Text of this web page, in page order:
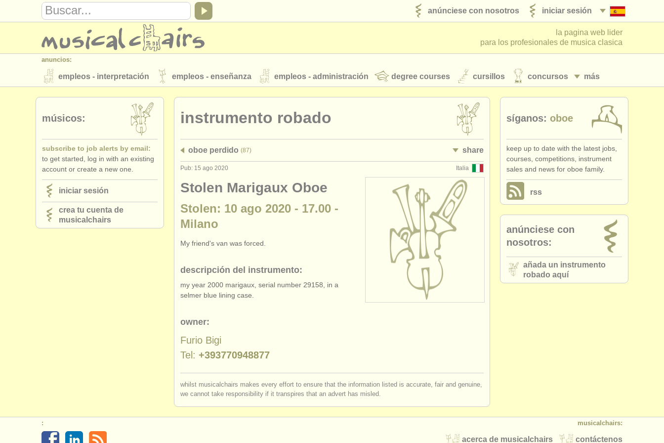
iniciar sesión
anúnciese con nosotros
la pagina web lider
para los profesionales de musica clasica
anuncios:
más
empleos - interpretación empleos - enseñanza empleos - administración degree courses cursillos concursos
instrumentos en venta instrumentos robados
directorios:
musicalchairs:
acerca de musicalchairs contáctenos
editor:
anúnciese con nosotros
instrumento robado
oboe perdido (87) share
Italia
Pub: 15 ago 2020
Stolen Marigaux Oboe
Stolen: 10 ago 2020 - 17.00 -
Milano
My friend's van was forced.
descripción del instrumento:
my year 2000 marigaux, serial number 29158, in a
selmer blue lining case.
owner:
Furio Bigi
Tel: +393770948877
whilst musicalchairs makes every effort to ensure that the information listed is accurate, fair and genuine,
we cannot take responsibility if it transpires that an advert has misled.
músicos:
subscribe to job alerts by email:
to get started, log in with an existing
account or create a new one.
iniciar sesión
crea tu cuenta de
musicalchairs
síganos: oboe
keep up to date with the latest jobs,
courses, competitions, instrument
sales and news for oboe family.
rss
anúnciese con
nosotros:
añada un instrumento
robado aquí
musicalchairs:
contáctenos
acerca de musicalchairs
: